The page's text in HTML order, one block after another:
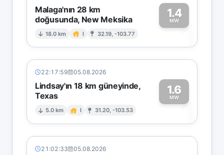
Malaga'nın 28 km
doğusunda, New Meksika
18.0 km I 32.19, -103.77
1.4
MW1
22:17:59 05.08.2026
Lindsay'ın 18 km güneyinde,
Texas
5.0 km I 31.20, -103.53
1.6
MW1
21:02:33 05.08.2026